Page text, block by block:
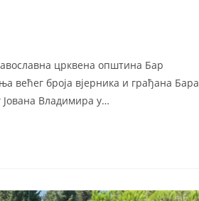
црквена општина Бар
већег броја вјерника и грађана Бара
Владимира у…